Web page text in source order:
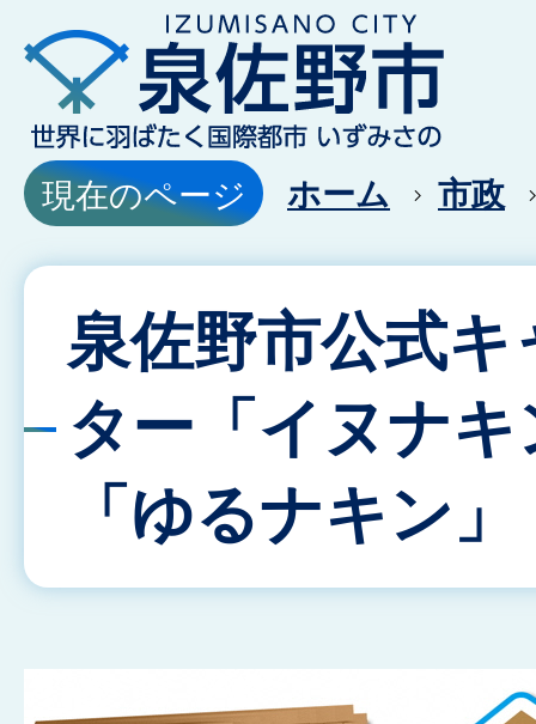
現在のページ ホーム 市政
泉佐野市公式キ
ター「イヌナキ
「ゆるナキン」